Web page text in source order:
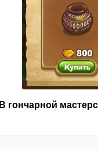
В гончарной